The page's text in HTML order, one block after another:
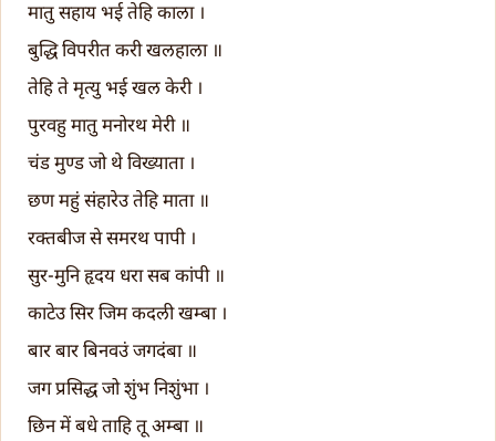
मातु सहाय भई तेहि काला ।
बुद्धि विपरीत करी खलहाला ॥
तेहि ते मृत्यु भई खल केरी ।
पुरवहु मातु मनोरथ मेरी ॥
चंड मुण्ड जो थे विख्याता ।
छण महुं संहारेउ तेहि माता ॥
रक्तबीज से समरथ पापी ।
सुर-मुनि हृदय धरा सब कांपी ॥
काटेउ सिर जिम कदली खम्बा ।
बार बार बिनवउं जगदंबा ॥
जग प्रसिद्ध जो शुंभ निशुंभा ।
छिन में बधे ताहि तू अम्बा ॥